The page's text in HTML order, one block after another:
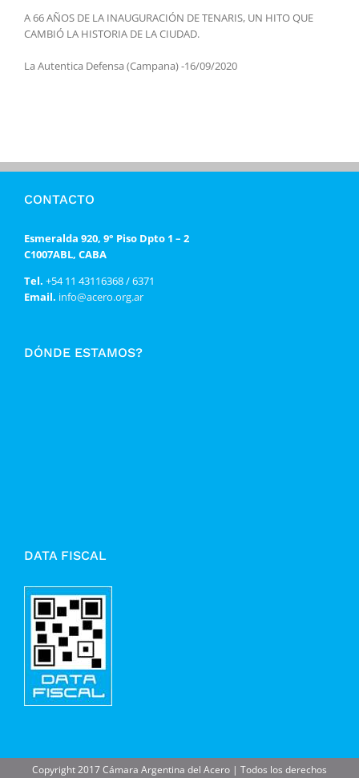
A 66 AÑOS DE LA INAUGURACIÓN DE TENARIS, UN HITO QUE
CAMBIÓ LA HISTORIA DE LA CIUDAD.
La Autentica Defensa (Campana) -16/09/2020
CONTACTO
Esmeralda 920, 9° Piso Dpto 1 – 2
C1007ABL, CABA
Tel. +54 11 43116368 / 6371
Email. info@acero.org.ar
DÓNDE ESTAMOS?
DATA FISCAL
Copyright 2017 Cámara Argentina del Acero | Todos los derechos